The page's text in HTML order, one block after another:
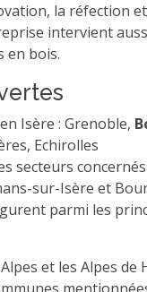
la réfection
intervient
en bois.
Isère : Grenoble,
Echirolles
secteurs
sur-Isère et
parmi les
et les Alpes de